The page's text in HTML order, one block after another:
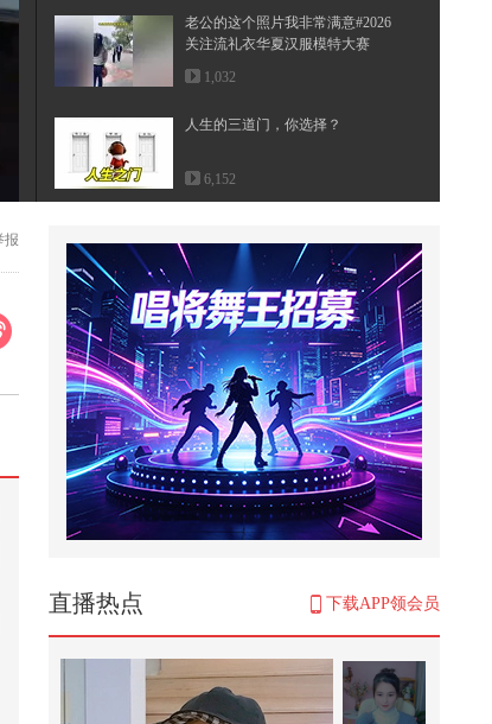
老公的这个照片我非常满意#2026
关注流礼衣华夏汉服模特大赛
1,032
人生的三道门，你选择？
6,152
金价太贵为由拒绝购买三金，这让
她...
11,749
我就是小馋猫本猫实锤了@张朝阳
@搞笑狐
36,328
夏季护肤，重点放在哪里？保湿、
美白、防晒！真人出镜手把手教你
夏...
2,381
美军炸了13夜B-1出场，英国连夜
好听的话别当真，难听的话别走
心，话说得漂亮是本事，事做得踏
实才...
1,055
报
直播热点 下载APP领会员